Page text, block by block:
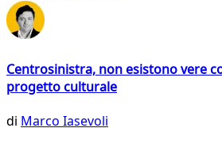
Centrosinistra, non esistono vere
progetto culturale
di Marco Iasevoli